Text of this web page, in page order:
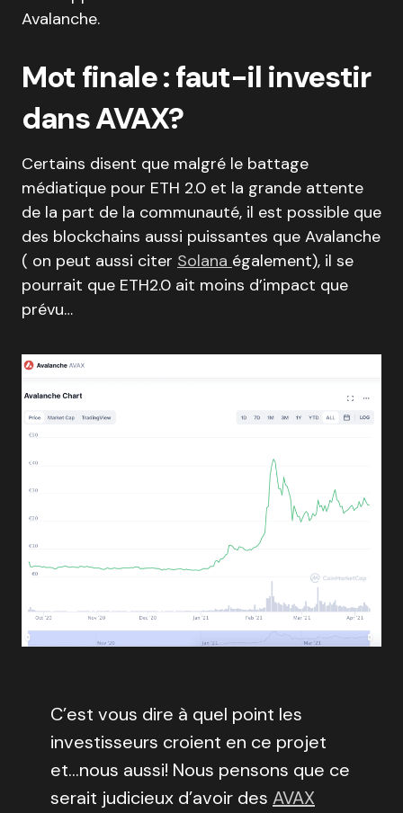
Avalanche.
Mot finale : faut-il investir
dans AVAX?
Certains disent que malgré le battage
médiatique pour ETH 2.0 et la grande attente
de la part de la communauté, il est possible que
des blockchains aussi puissantes que Avalanche
( on peut aussi citer Solana également), il se
pourrait que ETH2.0 ait moins d’impact que
prévu…
C’est vous dire à quel point les
investisseurs croient en ce projet
et…nous aussi! Nous pensons que ce
serait judicieux d’avoir des AVAX